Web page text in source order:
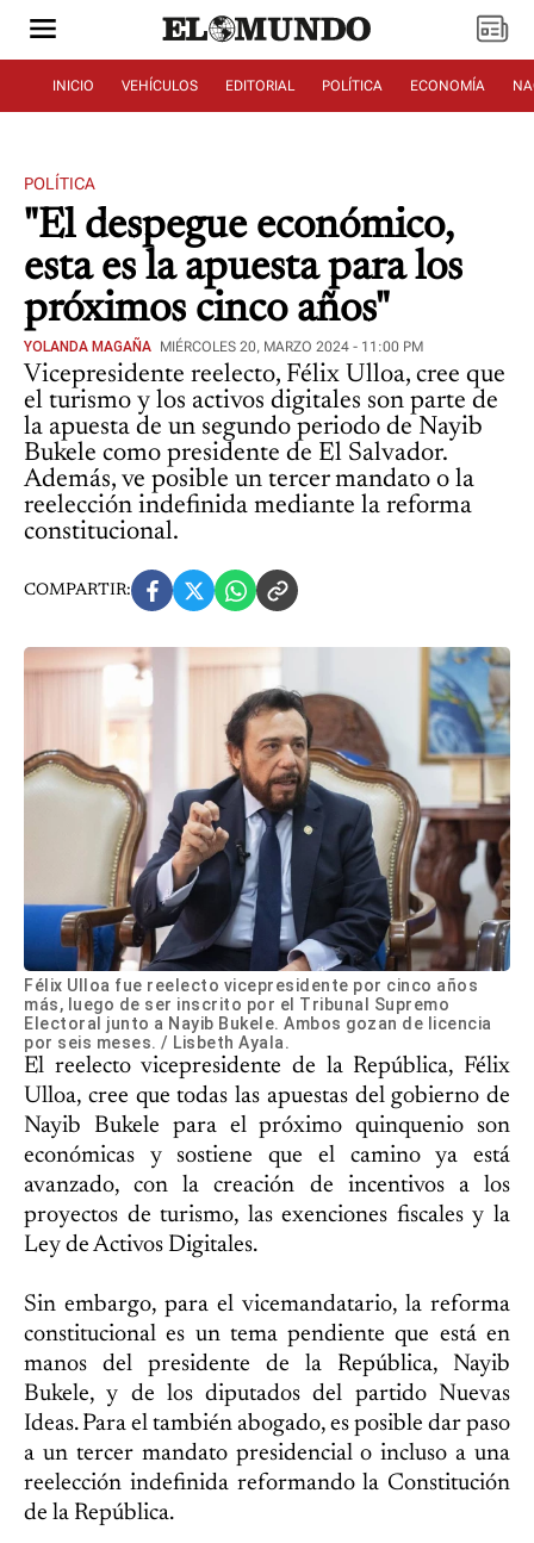
INICIO VEHÍCULOS EDITORIAL POLÍTICA ECONOMÍA
POLÍTICA
"El despegue económico,
esta es la apuesta para los
próximos cinco años"
YOLANDA MAGAÑA MIÉRCOLES 20, MARZO 2024 - 11:00 PM
Vicepresidente reelecto, Félix Ulloa, cree que
el turismo y los activos digitales son parte de
la apuesta de un segundo periodo de Nayib
Bukele como presidente de El Salvador.
Además, ve posible un tercer mandato o la
reelección indefinida mediante la reforma
constitucional.
COMPARTIR:
Félix Ulloa fue reelecto vicepresidente por cinco años
más, luego de ser inscrito por el Tribunal Supremo
Electoral junto a Nayib Bukele. Ambos gozan de licencia
por seis meses. / Lisbeth Ayala.
El reelecto vicepresidente de la República, Félix
Ulloa, cree que todas las apuestas del gobierno de
Nayib Bukele para el próximo quinquenio son
económicas y sostiene que el camino ya está
avanzado, con la creación de incentivos a los
proyectos de turismo, las exenciones fiscales y la
Ley de Activos Digitales.
Sin embargo, para el vicemandatario, la reforma
constitucional es un tema pendiente que está en
manos del presidente de la República, Nayib
Bukele, y de los diputados del partido Nuevas
Ideas. Para el también abogado, es posible dar paso
a un tercer mandato presidencial o incluso a una
reelección indefinida reformando la Constitución
de la República.